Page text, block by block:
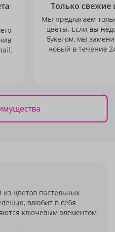
Только свежие
Мы предлагаем
цветы. Если вы
букетом, мы
новый в течение
цветов пастельных
влюбит в себя
ключевым элементом